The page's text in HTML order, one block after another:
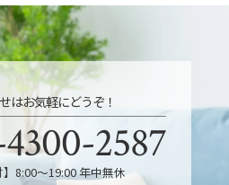
はお気軽にどうぞ！
2587
】8:00～19:00 年中無休